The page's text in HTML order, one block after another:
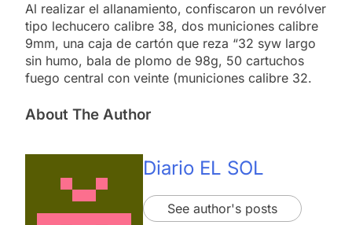
Al realizar el allanamiento, confiscaron un revólver
tipo lechucero calibre 38, dos municiones calibre
9mm, una caja de cartón que reza “32 syw largo
sin humo, bala de plomo de 98g, 50 cartuchos
fuego central con veinte (municiones calibre 32.
About The Author
Diario EL SOL
See author's posts